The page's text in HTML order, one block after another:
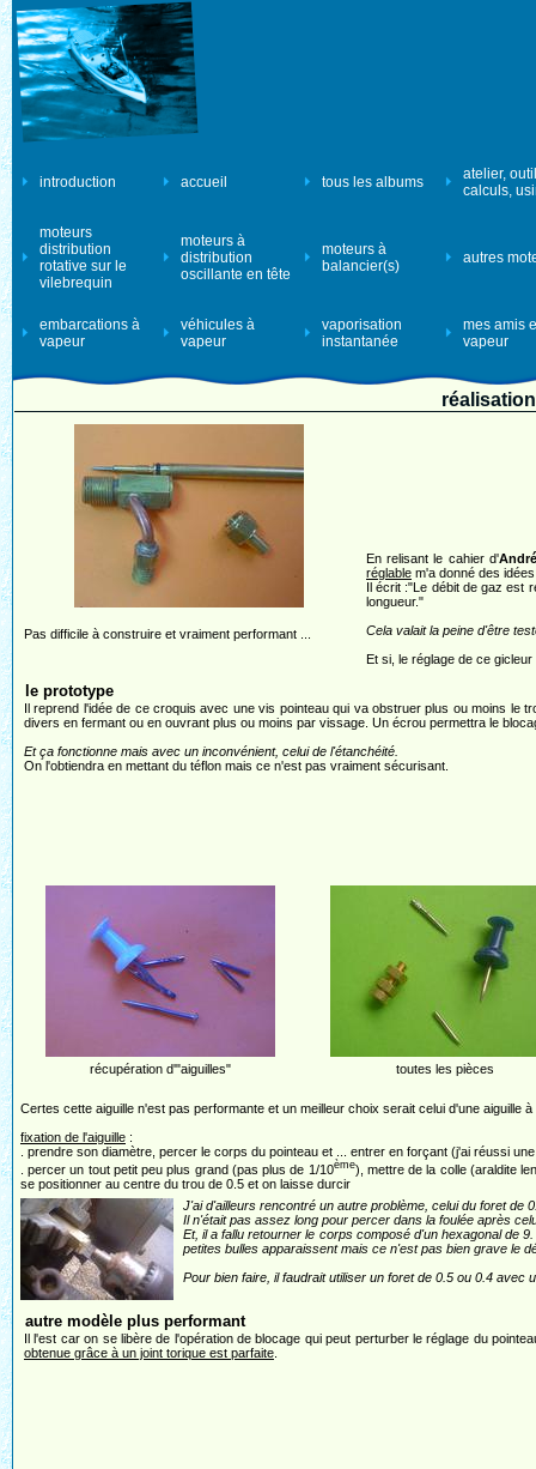
introduction accueil tous les albums
atelier,
calculs,
moteurs
distribution
rotative sur le
vilebrequin
moteurs à
distribution
oscillante en tête
moteurs à
balancier(s)
autres
embarcations à
vapeur
véhicules à
vapeur
vaporisation
instantanée
mes amis
vapeur
Pas difficile à construire et vraiment performant ...
En relisant le cahier d'
réglable m'a donné des
Il écrit :"Le débit de gaz est
longueur."
Cela valait la peine d'être
Et si, le réglage de ce
le prototype
Il reprend l'idée de ce croquis avec une vis pointeau qui va obstruer plus ou moins le
divers en fermant ou en ouvrant plus ou moins par vissage. Un écrou permettra le
Et ça fonctionne mais avec un inconvénient, celui de l'étanchéité.
On l'obtiendra en mettant du téflon mais ce n'est pas vraiment sécurisant.
récupération d'"aiguilles" toutes les pièces
Certes cette aiguille n'est pas performante et un meilleur choix serait celui d'une aiguille
fixation de l'aiguille :
. prendre son diamètre, percer le corps du pointeau et ... entrer en forçant (j'ai réussi
. percer un tout petit peu plus grand (pas plus de 1/10ème), mettre de la colle (araldite
se positionner au centre du trou de 0.5 et on laisse durcir
J'ai d'ailleurs rencontré un autre problème, celui du foret de
Il n'était pas assez long pour percer dans la foulée après
Et, il a fallu retourner le corps composé d'un hexagonal de
petites bulles apparaissent mais ce n'est pas bien grave le
Pour bien faire, il faudrait utiliser un foret de 0.5 ou 0.4
autre modèle plus performant
Il l'est car on se libère de l'opération de blocage qui peut perturber le réglage du
obtenue grâce à un joint torique est parfaite